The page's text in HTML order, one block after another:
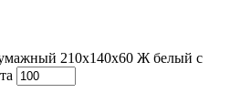
210х140х60 Ж белый с